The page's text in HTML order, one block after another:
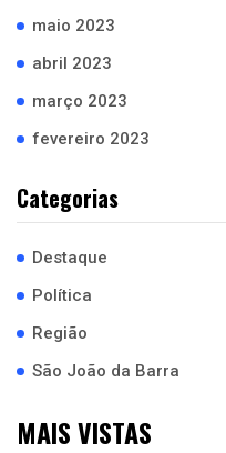
maio 2023
abril 2023
março 2023
fevereiro 2023
Categorias
Destaque
Política
Região
São João da Barra
MAIS VISTAS